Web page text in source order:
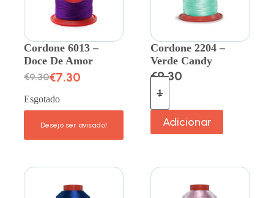
Cordone 6013 –
Doce De Amor
€9.30€7.30
Esgotado
Cordone 2204 –
Verde Candy
€9.30
Adicionar